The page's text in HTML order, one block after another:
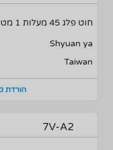
חוט פלג 45 מעלות 1 מטר
Shyuan ya
Taiwan
הורדת
7V-A2